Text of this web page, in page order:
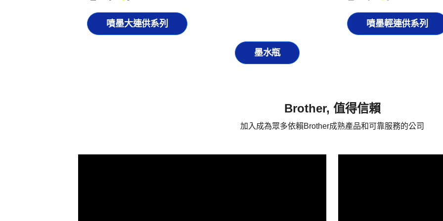
噴墨大連供系列
墨水瓶
噴墨輕連供系列
Brother, 值得信賴
加入成為眾多依賴Brother成熟產品和可靠服務的公司